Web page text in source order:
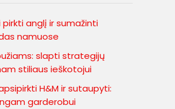
anglį ir sumažinti
namuose
slapti strategijų
stiliaus ieškotojui
H&M ir sutaupyti:
garderobui